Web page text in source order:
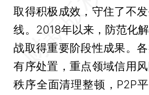
取得积极成效，守住了不
线。2018年以来，防范化
战取得重要阶段性成果。
有序处置，重点领域信用
秩序全面清理整顿，P2P